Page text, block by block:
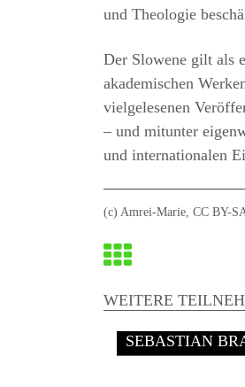
und Theologie
Der Slowene gilt als
akademischen
vielgelesenen
– und mitunter
und internationalen
(c) Amrei-Marie, CC BY-
Zurück
zur
Übersicht
WEITERE
SEBASTIAN